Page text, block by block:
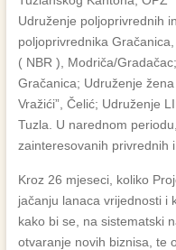
Udruženje poljoprivrednih
poljoprivrednika
( NBR ), Modriča/
Gračanica; Udruženje
Vražići”, Čelić; Udruženje
Tuzla. U narednom
zainteresovanih privrednih
Kroz 26 mjeseci, koliko
jačanju lanaca vrijednosti i
kako bi se, na sistematski
otvaranje novih biznisa, te